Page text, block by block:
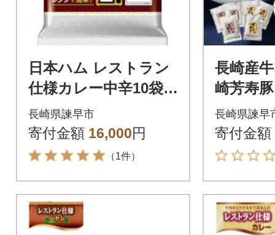
日本ハム レストラン
仕様カレー中辛10袋
セット(40個入り)
長崎県諫早市
寄付金額 16,000円
（1件）
長崎産
崎芳寿
ット
長崎県諫早
寄付金額